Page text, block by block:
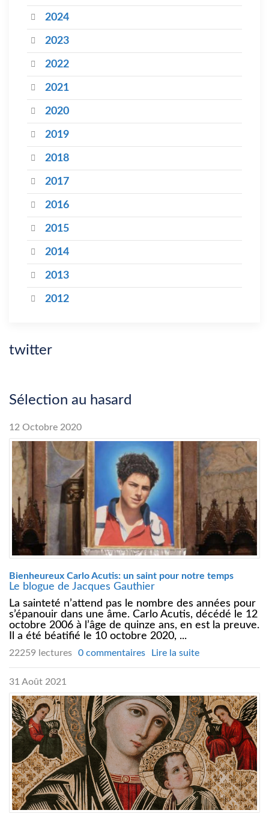
2024
2023
2022
2021
2020
2019
2018
2017
2016
2015
2014
2013
2012
twitter
Sélection au hasard
12 Octobre 2020
Bienheureux Carlo Acutis: un saint pour notre temps
Le blogue de Jacques Gauthier
La sainteté n’attend pas le nombre des années pour
s’épanouir dans une âme. Carlo Acutis, décédé le 12
octobre 2006 à l’âge de quinze ans, en est la preuve.
Il a été béatifié le 10 octobre 2020, ...
22259 lectures 0 commentaires Lire la suite
31 Août 2021